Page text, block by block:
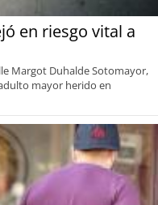
en riesgo vital a
Margot Duhalde Sotomayor,
mayor herido en